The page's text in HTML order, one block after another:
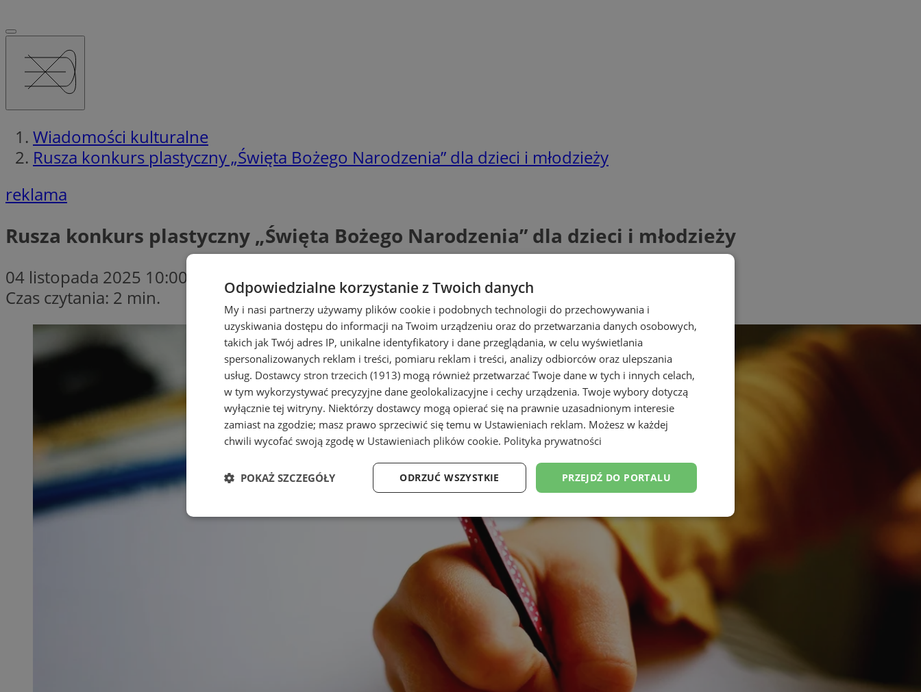
Wiadomości kulturalne
Rusza konkurs plastyczny „Święta Bożego Narodzenia” dla dzieci i młodzieży
reklama
Rusza konkurs plastyczny „Święta Bożego Narodzenia” dla dzieci i młodzieży
04 listopada 2025 10:00
Czas czytania: 2 min.
Odpowiedzialne korzystanie z Twoich danych
My i nasi partnerzy używamy plików cookie i podobnych technologii do przechowywania i
uzyskiwania dostępu do informacji na Twoim urządzeniu oraz do przetwarzania danych osobowych,
takich jak Twój adres IP, unikalne identyfikatory i dane przeglądania, w celu wyświetlania
spersonalizowanych reklam i treści, pomiaru reklam i treści, analizy odbiorców oraz ulepszania
usług. Dostawcy stron trzecich (1913) mogą również przetwarzać Twoje dane w tych i innych celach,
w tym wykorzystywać precyzyjne dane geolokalizacyjne i cechy urządzenia. Twoje wybory dotyczą
wyłącznie tej witryny. Niektórzy dostawcy mogą opierać się na prawnie uzasadnionym interesie
zamiast na zgodzie; masz prawo sprzeciwić się temu w Ustawieniach reklam. Możesz w każdej
chwili wycofać swoją zgodę w Ustawieniach plików cookie. Polityka prywatności
PRZEJDŹ DO PORTALU
ODRZUĆ WSZYSTKIE
POKAŻ SZCZEGÓŁY
Niezbędne Wydajność Targetowanie Funkcjonalność Niesklasyfikowane
Wydajność Funkcjonalność
Niezbędne pliki cookie umożliwiają korzystanie z podstawowych funkcji strony internetowej, takich jak logowanie użytkownika i
zarządzanie kontem. Bez niezbędnych plików cookie nie można prawidłowo korzystać ze strony internetowej.
Okres
przechowywania